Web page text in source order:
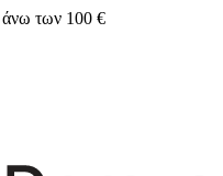
άνω των 100 €